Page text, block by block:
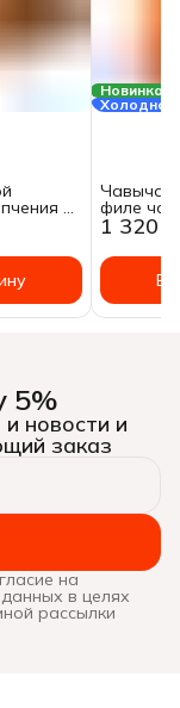
~
Новинка
1 320 ₽
Чавыча
филе
200 г.
В
5%
новости и
заказ
на
в целях
рассылки